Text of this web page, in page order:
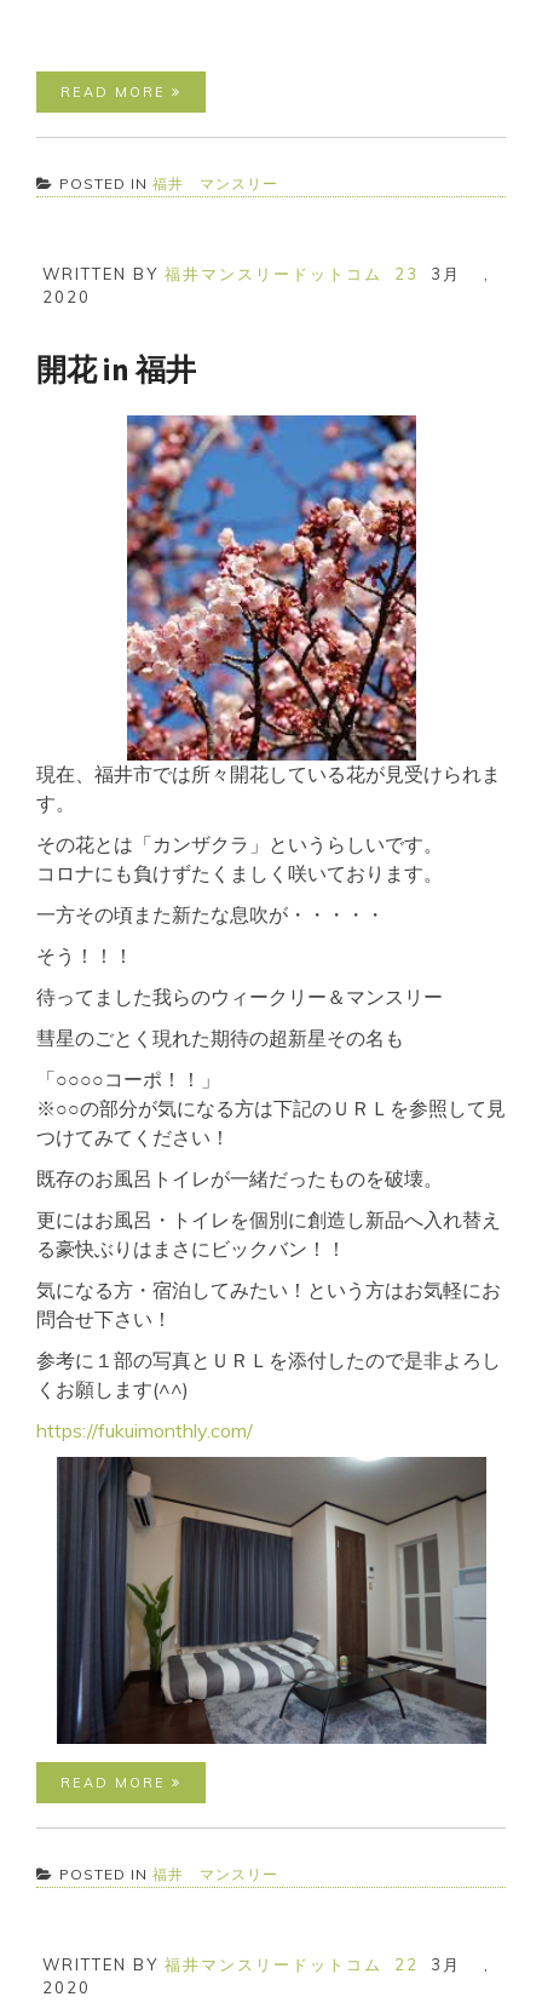
READ MORE
POSTED IN 福井 マンスリー
WRITTEN BY 福井マンスリードットコム 23 3月
,
2020
開花 in 福井
現在、福井市では所々開花している花が見受けられま
す。
その花とは「カンザクラ」というらしいです。
コロナにも負けずたくましく咲いております。
一方その頃また新たな息吹が・・・・・
そう！！！
待ってました我らのウィークリー＆マンスリー
彗星のごとく現れた期待の超新星その名も
「○○○○コーポ！！」
※○○の部分が気になる方は下記のＵＲＬを参照して見
つけてみてください！
既存のお風呂トイレが一緒だったものを破壊。
更にはお風呂・トイレを個別に創造し新品へ入れ替え
る豪快ぶりはまさにビックバン！！
気になる方・宿泊してみたい！という方はお気軽にお
問合せ下さい！
参考に１部の写真とＵＲＬを添付したので是非よろし
くお願します(^^)
https://fukuimonthly.com/
READ MORE
POSTED IN 福井 マンスリー
WRITTEN BY 福井マンスリードットコム 22 3月
,
2020